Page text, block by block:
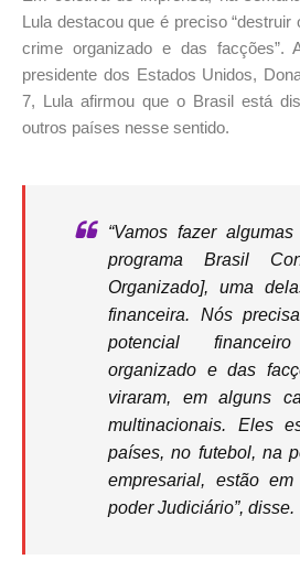
Lula destacou que é preciso “destruir
crime organizado e das facções”.
presidente dos Estados Unidos,
7, Lula afirmou que o Brasil está
outros países nesse sentido.
“Vamos fazer
programa Brasil
Organizado], uma
financeira. Nós
potencial
organizado e das
viraram, em alguns
multinacionais. Eles
países, no futebol, na
empresarial, estão
poder Judiciário”, disse.